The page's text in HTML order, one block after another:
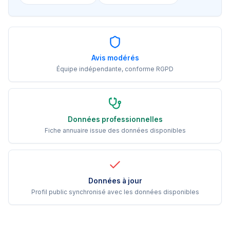
Avis modérés
Équipe indépendante, conforme RGPD
Données professionnelles
Fiche annuaire issue des données disponibles
Données à jour
Profil public synchronisé avec les données disponibles